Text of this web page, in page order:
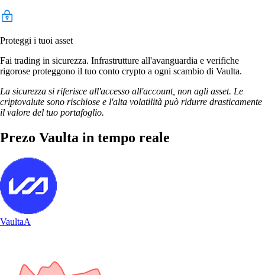
Proteggi i tuoi asset
Fai trading in sicurezza. Infrastrutture all'avanguardia e verifiche
rigorose proteggono il tuo conto crypto a ogni scambio di Vaulta.
La sicurezza si riferisce all'accesso all'account, non agli asset. Le
criptovalute sono rischiose e l'alta volatilità può ridurre drasticamente
il valore del tuo portafoglio.
Prezo Vaulta in tempo reale
VaultaA